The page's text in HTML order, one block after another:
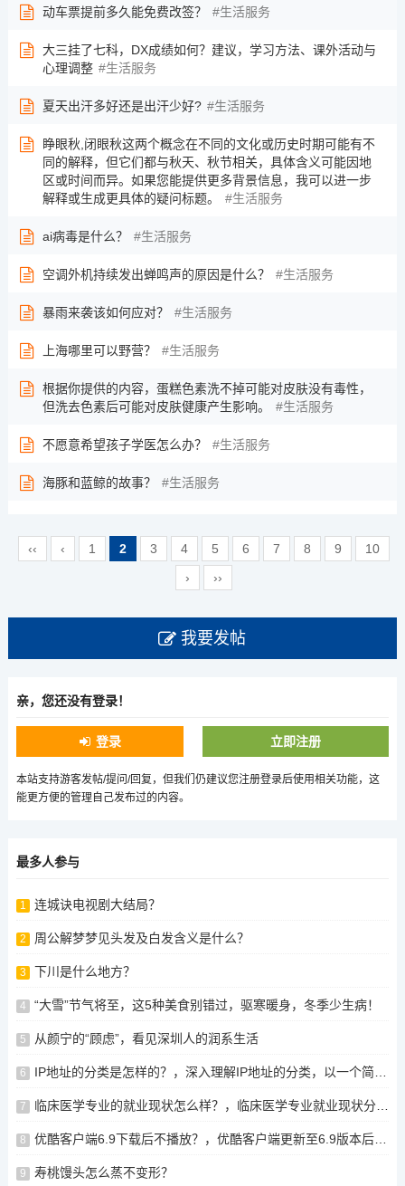
动车票提前多久能免费改签？ 生活服务
大三挂了七科，DX成绩如何？建议，学习方法、课外活动与
心理调整
生活服务
夏天出汗多好还是出汗少好? 生活服务
睁眼秋,闭眼秋这两个概念在不同的文化或历史时期可能有不
同的解释，但它们都与秋天、秋节相关，具体含义可能因地
区或时间而异。如果您能提供更多背景信息，我可以进一步
解释或生成更具体的疑问标题。
生活服务
ai病毒是什么？ 生活服务
空调外机持续发出蝉鸣声的原因是什么？ 生活服务
暴雨来袭该如何应对？ 生活服务
上海哪里可以野营？ 生活服务
根据你提供的内容，蛋糕色素洗不掉可能对皮肤没有毒性，
但洗去色素后可能对皮肤健康产生影响。
生活服务
不愿意希望孩子学医怎么办？ 生活服务
海豚和蓝鲸的故事？ 生活服务
‹‹ ‹ 1 2 3 4 5 6 7 8 9
10
›
››
我要发帖
亲，您还没有登录！
登录 立即注册
本站支持游客发帖/提问/回复，但我们仍建议您注册登录后使用相关功能，这
能更方便的管理自己发布过的内容。
最多人参与
1 连城诀电视剧大结局？
2 周公解梦梦见头发及白发含义是什么？
3 下川是什么地方？
4 “大雪”节气将至，这5种美食别错过，驱寒暖身，冬季少生病！
5 从颜宁的“顾虑”，看见深圳人的润系生活
6 IP地址的分类是怎样的？，深入理解IP地址的分类，以一个简单的例子为基础
7 临床医学专业的就业现状怎么样？，临床医学专业就业现状分析，临床医学专业就业现状及前景分析
8 优酷客户端6.9下载后不播放？，优酷客户端更新至6.9版本后出现无法播放问题？解决方案分享
9 寿桃馒头怎么蒸不变形？